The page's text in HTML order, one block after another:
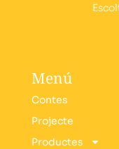
Menú
Contes
Projecte
Productes